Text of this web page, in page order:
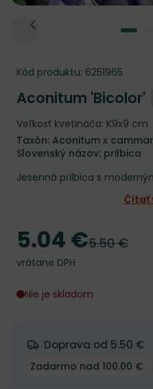
Kód produktu: 6251965
Aconitum 'Bicolor'
Veľkosť kvetináča: K9x9 cm
Taxón: Aconitum x
Slovenský názov: prilbica
Jesenná prilbica s
Čítať
Pôvodná
5.50 €
Cena
5.04 €
vrátane DPH
Nie je skladom
Doprava od 5.50 €
Zadarmo nad 100.00 €